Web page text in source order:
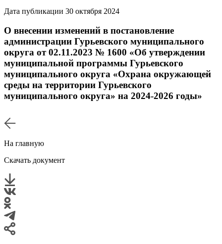
Дата публикации 30 октября 2024
О внесении изменений в постановление
администрации Гурьевского муниципального
округа от 02.11.2023 № 1600 «Об утверждении
муниципальной программы Гурьевского
муниципального округа «Охрана окружающей
среды на территории Гурьевского
муниципального округа» на 2024-2026 годы»
На главную
Скачать документ